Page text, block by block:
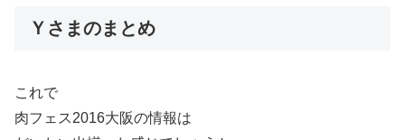
Ｙさまのまとめ
これで
肉フェス2016大阪の情報は